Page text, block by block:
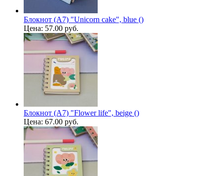
Блокнот (А7) "Unicorn cake", blue ()
Цена: 57.00 руб.
Блокнот (А7) "Flower life", beige ()
Цена: 67.00 руб.